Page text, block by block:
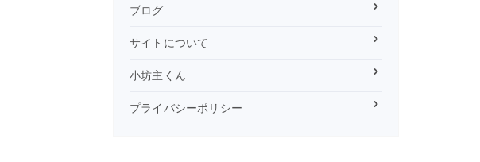
ブログ
サイトについて
小坊主くん
プライバシーポリシー